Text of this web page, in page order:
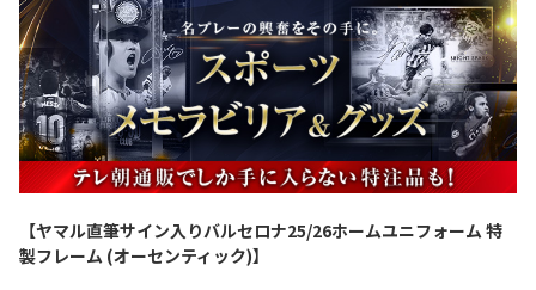
【ヤマル直筆サイン入りバルセロナ25/26ホームユニフォーム 特
製フレーム (オーセンティック)】